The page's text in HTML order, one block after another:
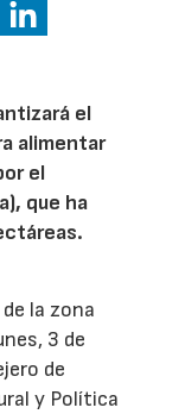
el
alimentar
el
que ha
la zona
3 de
de
y Política